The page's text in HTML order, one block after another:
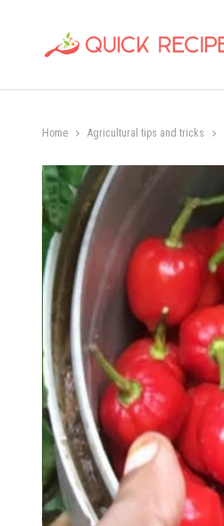
Home Agricultural tips and tricks